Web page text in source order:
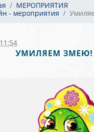
МЕРОПРИЯТИЯ
- мероприятия
УМИЛЯЕМ ЗМЕЮ!